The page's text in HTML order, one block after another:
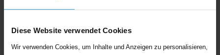
Diese Website verwendet Cookies
Wir verwenden Cookies, um Inhalte und Anzeigen zu personalisieren,